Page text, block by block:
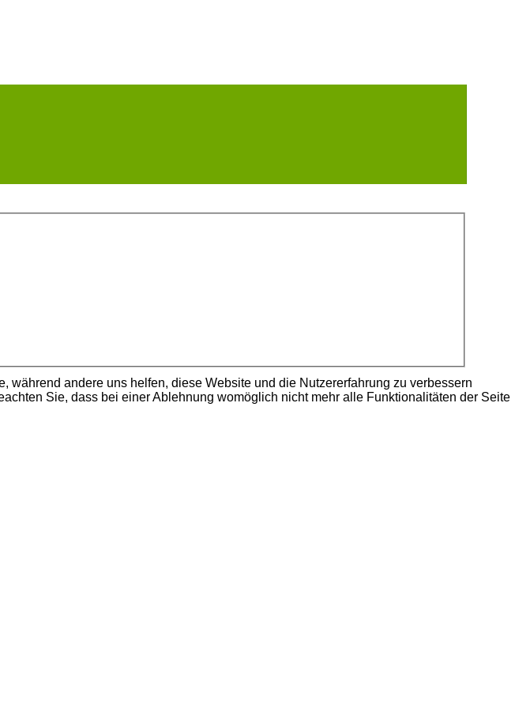
andere uns helfen, diese Website und die Nutzererfahrung zu verbessern
Sie, dass bei einer Ablehnung womöglich nicht mehr alle Funktionalitäten der Seite